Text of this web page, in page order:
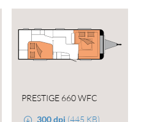
PRESTIGE 660 WFC
300 dpi (445 KB)